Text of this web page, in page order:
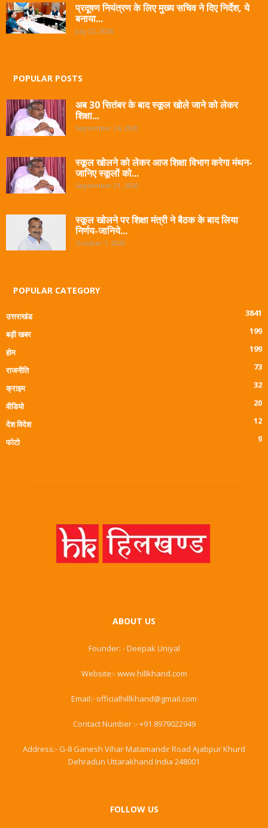
प्रदूषण नियंत्रण के लिए मुख्य सचिव ने दिए निर्देश, ये
बनाया...
July 22, 2026
POPULAR POSTS
अब 30 सितंबर के बाद स्कूल खोले जाने को लेकर
शिक्षा...
September 24, 2020
स्कूल खोलने को लेकर आज शिक्षा विभाग करेगा मंथन-
जानिए स्कूलों को...
September 21, 2020
स्कूल खोलने पर शिक्षा मंत्री ने बैठक के बाद लिया
निर्णय-जानिये...
October 1, 2020
POPULAR CATEGORY
उत्तराखंड
3841
बड़ी खबर
199
होम
199
राजनीति
73
क्राइम
32
वीडियो
20
देश विदेश
12
फोटो
9
ABOUT US
Founder: - Deepak Uniyal
Website:- www.hillkhand.com
Email:- officialhillkhand@gmail.com
Contact Number :- +91 8979022949
Address:- G-8 Ganesh Vihar Matamandir Road Ajabpur Khurd
Dehradun Uttarakhand India 248001
FOLLOW US